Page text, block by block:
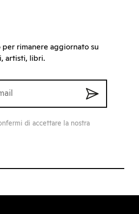
per rimanere aggiornato su
artisti, libri.
di accettare la nostra